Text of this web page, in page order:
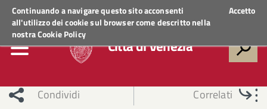
Continuando a navigare questo sito acconsenti
all'utilizzo dei cookie sul browser come descritto nella
nostraCookie Policy
Accetto
Regione VenetoACCEDI AI SERVIZI
Città di Venezia
Condividi Correlati